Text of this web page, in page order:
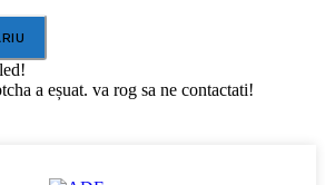
a eșuat. va rog sa ne contactati!